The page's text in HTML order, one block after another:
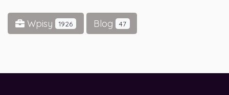
Wpisy 1926 Blog 47